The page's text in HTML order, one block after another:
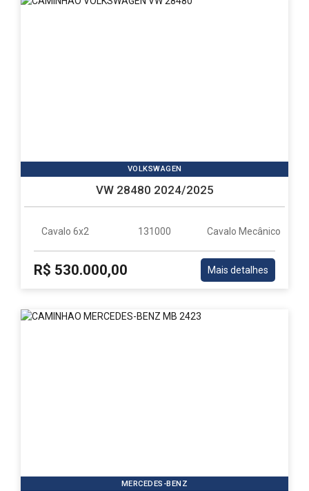
VOLKSWAGEN
VW 28480 2024/2025
Cavalo 6x2 131000 Cavalo Mecânico
R$ 530.000,00 Mais detalhes
MERCEDES-BENZ